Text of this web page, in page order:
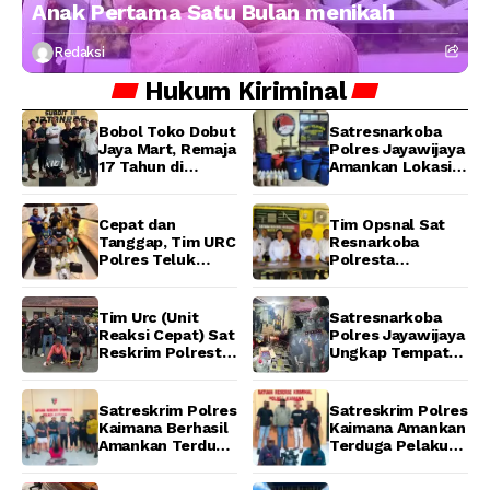
Anak Pertama Satu Bulan menikah
Redaksi
Hukum Kiriminal
Bobol Toko Dobut
Jaya Mart, Remaja
17 Tahun di
URC Resmob
Jatanras Polda
Papua Barat
Satresnarkoba
Polres Jayawijaya
Amankan Lokasi
Wamena
Cepat dan
Tanggap, Tim URC
Polres Teluk
Pelaku Pencurian
di SMA
Sanawesen
Tim Opsnal Sat
Resnarkoba
Polresta
Kasus Tindak
Pidana Narkotika
Golongan I Jenis
Shabu di SP 4
Tim Urc (Unit
Reaksi Cepat) Sat
Reskrim Polresta
2 Pelaku
Pengeroyokan di
Taman Ria kab.
Manokwari
Satresnarkoba
Polres Jayawijaya
Ungkap Tempat
Wamena
Satreskrim Polres
Kaimana Berhasil
Amankan Terduga
Satreskrim Polres
Kaimana Amankan
Terduga Pelaku